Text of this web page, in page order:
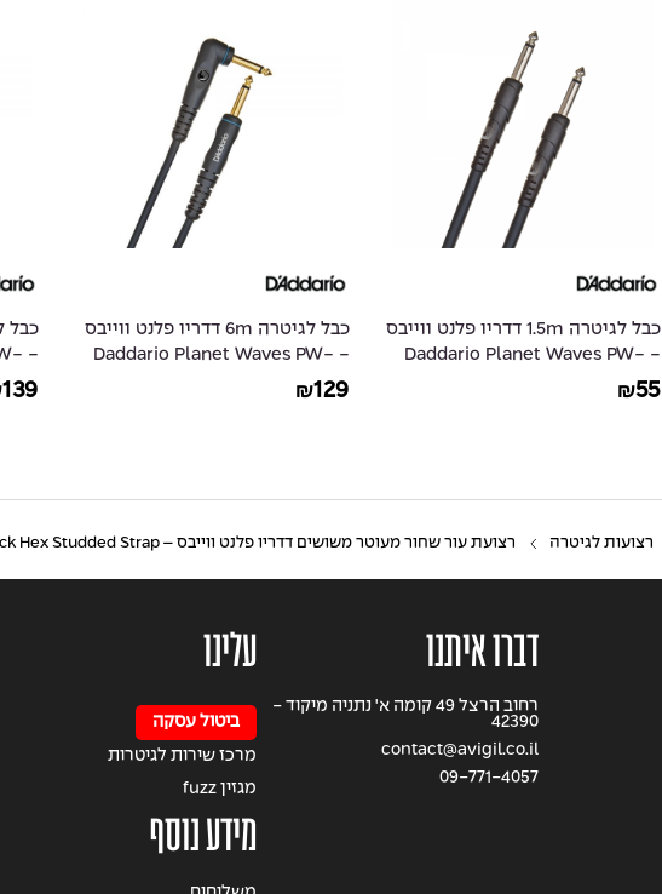
כבל לגיטרה 1.5m דדריו פלנט ווייבס
- Daddario Planet Waves PW-
CGT-05
₪55
כבל לגיטרה 6m דדריו פלנט ווייבס
- Daddario Planet Waves PW-
GRA-20
₪129
G-20
139
רצועות לגיטרה רצועת עור שחור מעוטר משושים דדריו פלנט ווייבס – Daddario Planet Waves L25S1503 Black Hex Studded Strap
דברו איתנו
רחוב הרצל 49 קומה א' נתניה מיקוד -
42390
contact@avigil.co.il
09-771-4057
עלינו
ביטול עסקה
מרכז שירות לגיטרות
מגזין fuzz
מידע נוסף